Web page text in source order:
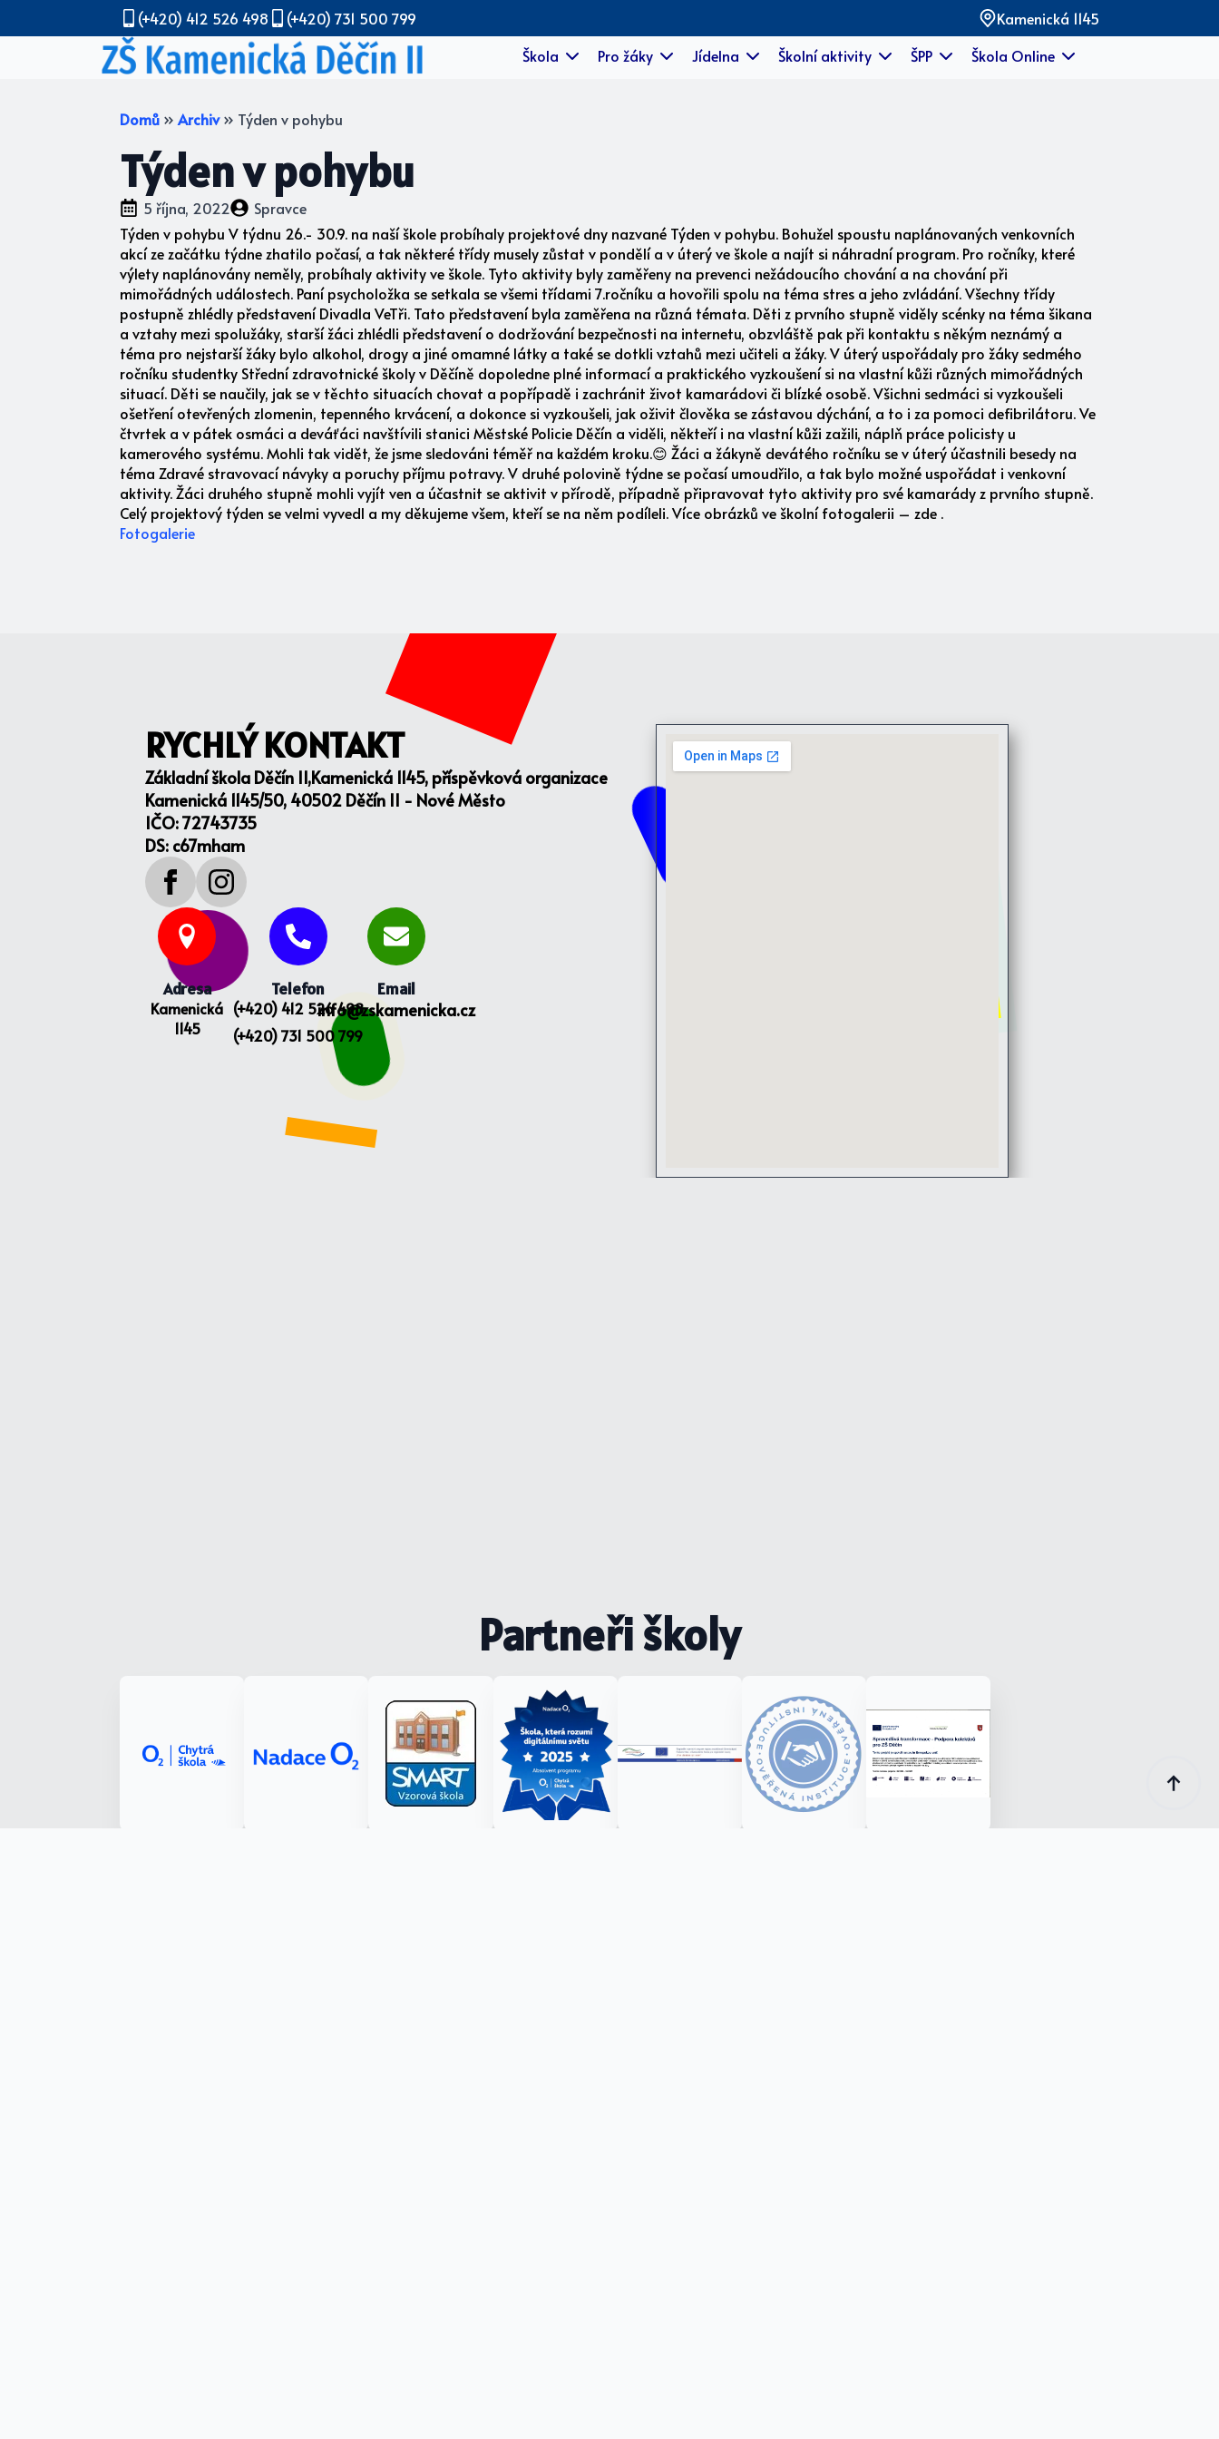
(+420) 412 526 498 (+420) 731 500 799
Kamenická 1145
Škola
Pro žáky Jídelna Školní aktivity ŠPP Škola Online
Domů » Archiv » Týden v pohybu
Týden v pohybu
5 října, 2022
Spravce
Týden v pohybu V týdnu 26.- 30.9. na naší škole probíhaly projektové dny nazvané Týden v pohybu. Bohužel spoustu naplánovaných venkovních
akcí ze začátku týdne zhatilo počasí, a tak některé třídy musely zůstat v pondělí a v úterý ve škole a najít si náhradní program. Pro ročníky, které
výlety naplánovány neměly, probíhaly aktivity ve škole. Tyto aktivity byly zaměřeny na prevenci nežádoucího chování a na chování při
mimořádných událostech. Paní psycholožka se setkala se všemi třídami 7.ročníku a hovořili spolu na téma stres a jeho zvládání. Všechny třídy
postupně zhlédly představení Divadla VeTři. Tato představení byla zaměřena na různá témata. Děti z prvního stupně viděly scénky na téma šikana
a vztahy mezi spolužáky, starší žáci zhlédli představení o dodržování bezpečnosti na internetu, obzvláště pak při kontaktu s někým neznámý a
téma pro nejstarší žáky bylo alkohol, drogy a jiné omamné látky a také se dotkli vztahů mezi učiteli a žáky. V úterý uspořádaly pro žáky sedmého
ročníku studentky Střední zdravotnické školy v Děčíně dopoledne plné informací a praktického vyzkoušení si na vlastní kůži různých mimořádných
situací. Děti se naučily, jak se v těchto situacích chovat a popřípadě i zachránit život kamarádovi či blízké osobě. Všichni sedmáci si vyzkoušeli
ošetření otevřených zlomenin, tepenného krvácení, a dokonce si vyzkoušeli, jak oživit člověka se zástavou dýchání, a to i za pomoci defibrilátoru. Ve
čtvrtek a v pátek osmáci a deváťáci navštívili stanici Městské Policie Děčín a viděli, někteří i na vlastní kůži zažili, náplň práce policisty u
kamerového systému. Mohli tak vidět, že jsme sledováni téměř na každém kroku.😊 Žáci a žákyně devátého ročníku se v úterý účastnili besedy na
téma Zdravé stravovací návyky a poruchy příjmu potravy. V druhé polovině týdne se počasí umoudřilo, a tak bylo možné uspořádat i venkovní
aktivity. Žáci druhého stupně mohli vyjít ven a účastnit se aktivit v přírodě, případně připravovat tyto aktivity pro své kamarády z prvního stupně.
Celý projektový týden se velmi vyvedl a my děkujeme všem, kteří se na něm podíleli. Více obrázků ve školní fotogalerii – zde .
Fotogalerie
RYCHLÝ KONTAKT
Základní škola Děčín II,Kamenická 1145, příspěvková organizace
Kamenická 1145/50, 40502 Děčín II - Nové Město
IČO: 72743735
DS: c67mham
Adresa
Kamenická
1145
Telefon
(+420) 412 526 498
(+420) 731 500 799
Email
info@zskamenicka.cz
Partneři školy